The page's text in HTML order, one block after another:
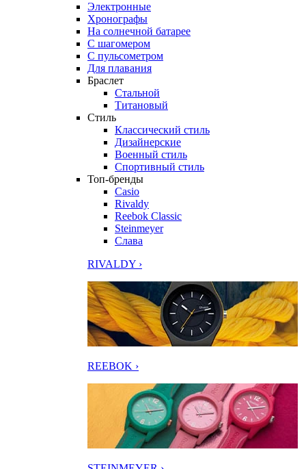
Электронные
Хронографы
На солнечной батарее
С шагомером
С пульсометром
Для плавания
Браслет
Стальной
Титановый
Стиль
Классический стиль
Дизайнерские
Военный стиль
Спортивный стиль
Топ-бренды
Casio
Rivaldy
Reebok Classic
Steinmeyer
Слава
RIVALDY ›
REEBOK ›